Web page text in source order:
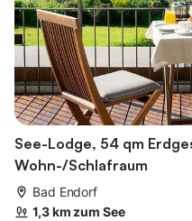
See-Lodge, 54 qm
Wohn-/Schlafraum
Bad Endorf
1,3 km zum See